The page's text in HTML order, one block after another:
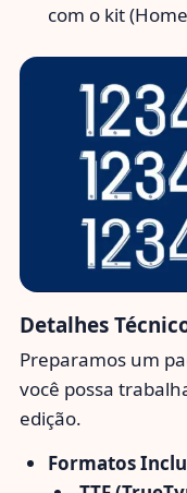
com o kit
Detalhes
Preparamos um
você possa
edição.
Formatos